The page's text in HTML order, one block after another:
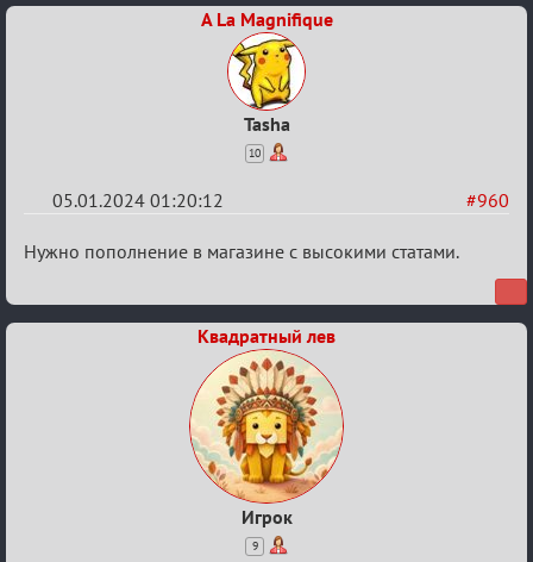
A La Magnifique
Tasha
10
#960
05.01.2024 01:20:12
Re:
нововведения
Нужно пополнение в магазине с высокими статами.
Квадратный лев
Игрок
9